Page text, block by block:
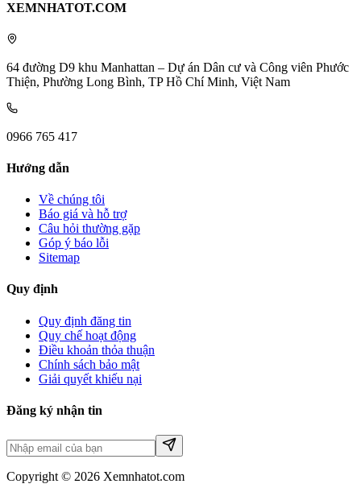
XEMNHATOT.COM
64 đường D9 khu Manhattan – Dự án Dân cư và Công viên Phước
Thiện, Phường Long Bình, TP Hồ Chí Minh, Việt Nam
0966 765 417
Hướng dẫn
Về chúng tôi
Báo giá và hỗ trợ
Câu hỏi thường gặp
Góp ý báo lỗi
Sitemap
Quy định
Quy định đăng tin
Quy chế hoạt động
Điều khoản thỏa thuận
Chính sách bảo mật
Giải quyết khiếu nại
Đăng ký nhận tin
Copyright © 2026 Xemnhatot.com